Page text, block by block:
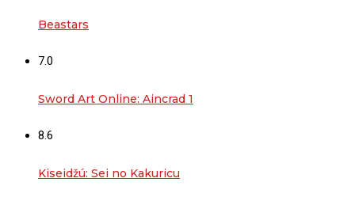
Beastars
7.0
Sword Art Online: Aincrad 1
8.6
Kiseidžú: Sei no Kakuricu